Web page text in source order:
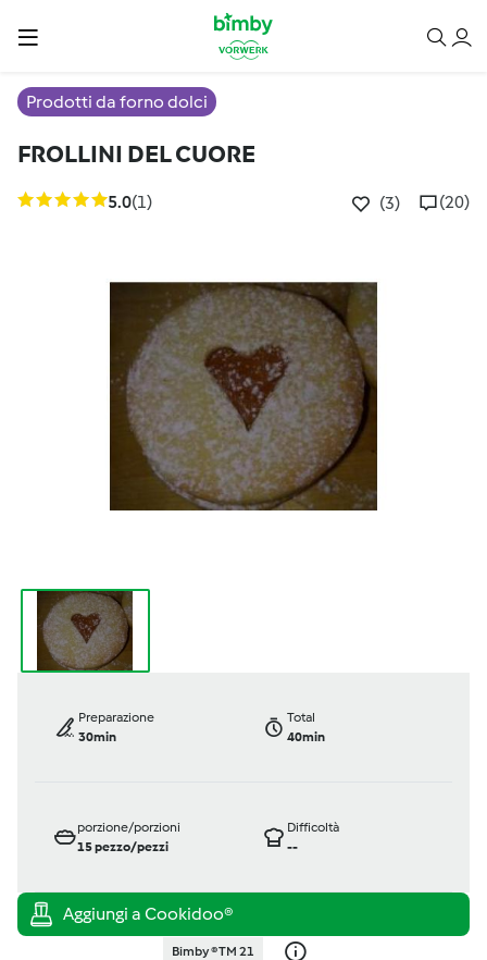
Prodotti da forno dolci
FROLLINI DEL CUORE
5.0(1) (3) (20)
Preparazione
30min
Total
40min
porzione/porzioni
15pezzo/pezzi
Difficoltà
--
Bimby ® TM 21